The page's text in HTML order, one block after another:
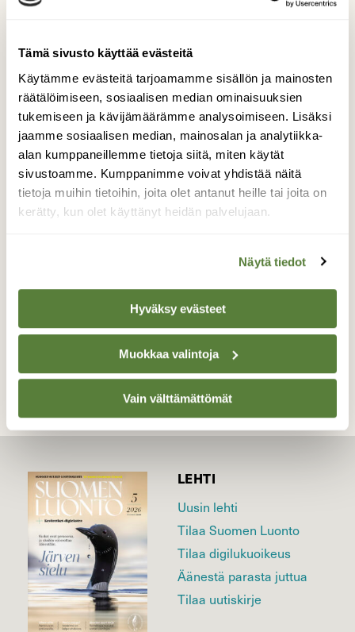
Tämä sivusto käyttää evästeitä
Käytämme evästeitä tarjoamamme sisällön ja mainosten
räätälöimiseen, sosiaalisen median ominaisuuksien
tukemiseen ja kävijämäärämme analysoimiseen. Lisäksi
jaamme sosiaalisen median, mainosalan ja analytiikka-
alan kumppaneillemme tietoja siitä, miten käytät
sivustoamme. Kumppanimme voivat yhdistää näitä
tietoja muihin tietoihin, joita olet antanut heille tai joita on
kerätty, kun olet käyttänyt heidän palvelujaan.
Näytä tiedot
Hyväksy evästeet
Muokkaa valintoja
Vain välttämättömät
Naispuolinen
Kylläpäs hymyillytti kun tämän näin. Oli
pakko tallettaa kameraan :)
Saarijärvi Huhtikuu
TAKAISIN LISTAAN
LEHTI
Uusin lehti
Tilaa Suomen Luonto
Tilaa digilukuoikeus
Äänestä parasta juttua
Tilaa uutiskirje